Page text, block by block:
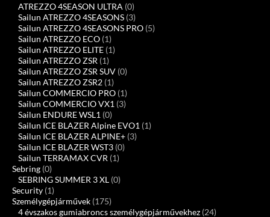
ATREZZO 4SEASON ULTRA (0)
Sailun ATREZZO 4SEASONS (3)
Sailun ATREZZO 4SEASONS PRO (5)
Sailun ATREZZO ECO (1)
Sailun ATREZZO ELITE (1)
Sailun ATREZZO ZSR (1)
Sailun ATREZZO ZSR SUV (0)
Sailun ATREZZO ZSR2 (1)
Sailun COMMERCIO PRO (1)
Sailun COMMERCIO VX1 (3)
Sailun ENDURE WSL1 (0)
Sailun ICE BLAZER Alpine EVO1 (1)
Sailun ICE BLAZER ALPINE+ (3)
Sailun ICE BLAZER WST3 (0)
Sailun TERRAMAX CVR (1)
Sebring (0)
SEBRING SUMMER 3 XL (0)
Security (1)
Személygépjárművek (175)
4 évszakos gumiabroncs személygépjárművekhez (24)